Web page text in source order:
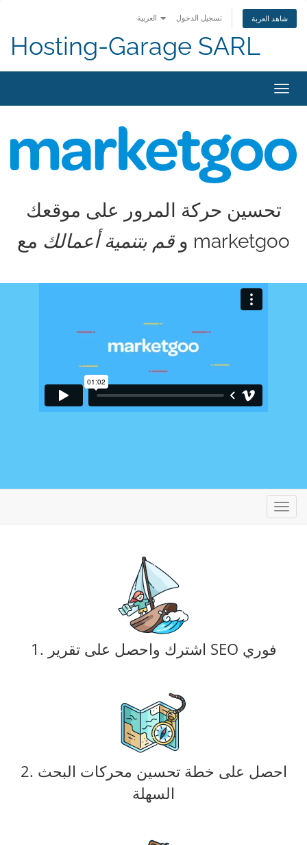
تسجيل الدخول شاهد العربة
Hosting-Garage SARL
تبديل
التنقل
تحسين حركة المرور على موقعك
وقم بتنمية أعمالك مع marketgoo
تبديل
التنقل
1. اشترك واحصل على تقرير SEO فوري
2. احصل على خطة تحسين محركات البحث
السهلة